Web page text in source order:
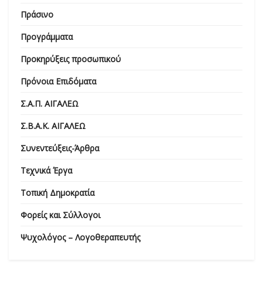
Πράσινο
Προγράμματα
Προκηρύξεις προσωπικού
Πρόνοια Επιδόματα
Σ.Α.Π. ΑΙΓΑΛΕΩ
Σ.Β.Α.Κ. ΑΙΓΑΛΕΩ
Συνεντεύξεις-Άρθρα
Τεχνικά Έργα
Τοπική Δημοκρατία
Φορείς και Σύλλογοι
Ψυχολόγος – Λογοθεραπευτής